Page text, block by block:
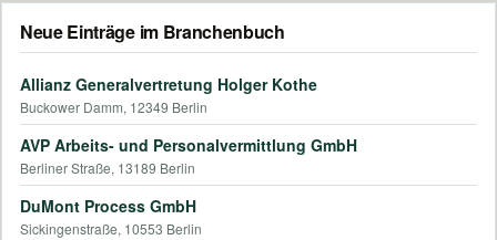
Neue Einträge im Branchenbuch
Allianz Generalvertretung Holger Kothe
Buckower Damm, 12349 Berlin
AVP Arbeits- und Personalvermittlung GmbH
Berliner Straße, 13189 Berlin
DuMont Process GmbH
Sickingenstraße, 10553 Berlin